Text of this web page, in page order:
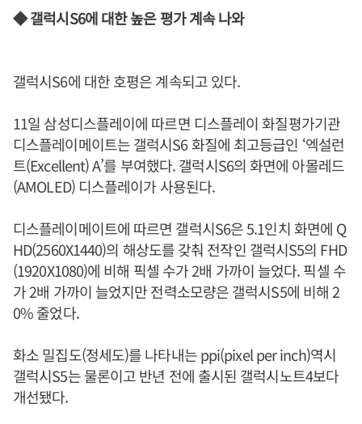
◆ 갤럭시S6에 대한 높은 평가 계속 나와
갤럭시S6에 대한 호평은 계속되고 있다.
11일 삼성디스플레이에 따르면 디스플레이 화질평가기관
디스플레이메이트는 갤럭시S6 화질에 최고등급인 ‘엑설런
트(Excellent) A’를 부여했다. 갤럭시S6의 화면에 아몰레드
(AMOLED) 디스플레이가 사용된다.
디스플레이메이트에 따르면 갤럭시S6은 5.1인치 화면에 Q
HD(2560X1440)의 해상도를 갖춰 전작인 갤럭시S5의 FHD
(1920X1080)에 비해 픽셀 수가 2배 가까이 늘었다. 픽셀 수
가 2배 가까이 늘었지만 전력소모량은 갤럭시S5에 비해 2
0% 줄었다.
화소 밀집도(정세도)를 나타내는 ppi(pixel per inch)역시
갤럭시S5는 물론이고 반년 전에 출시된 갤럭시노트4보다
개선됐다.